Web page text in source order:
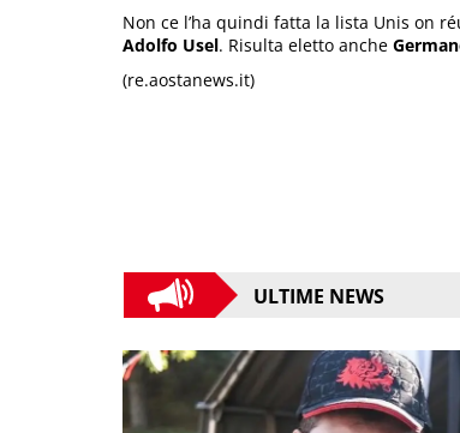
Non ce l’ha quindi fatta la lista Unis on
Adolfo Usel. Risulta eletto anche
(re.aostanews.it)
ULTIME NEWS